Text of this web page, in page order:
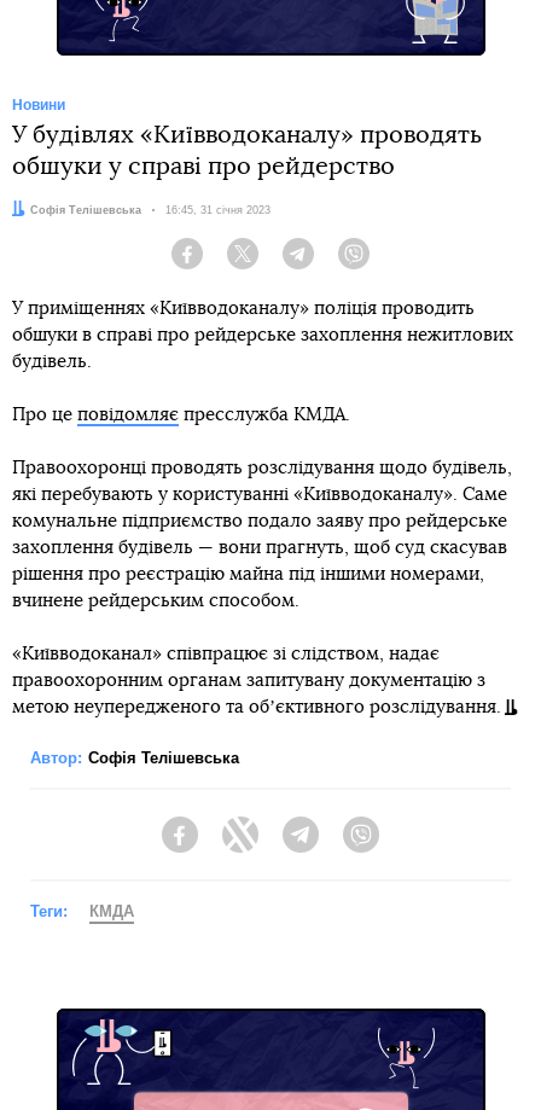
Новини
У будівлях «Київводоканалу» проводять
обшуки у справі про рейдерство
Автор:
Софія Телішевська Дата:
16:45, 31 січня 2023
Facebook Twitter Telegram
У приміщеннях «Київводоканалу» поліція проводить
обшуки в справі про рейдерське захоплення нежитлових
будівель.
Про це повідомляє пресслужба КМДА.
Правоохоронці проводять розслідування щодо будівель,
які перебувають у користуванні «Київводоканалу». Саме
комунальне підприємство подало заяву про рейдерське
захоплення будівель — вони прагнуть, щоб суд скасував
рішення про реєстрацію майна під іншими номерами,
вчинене рейдерським способом.
«Київводоканал» співпрацює зі слідством, надає
правоохоронним органам запитувану документацію з
метою неупередженого та обʼєктивного розслідування.
Автор: Софія Телішевська
FacebookTwitter Telegram
Теги: КМДА